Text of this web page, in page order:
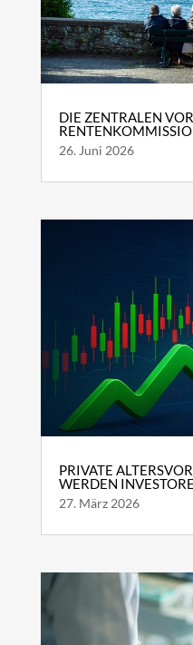
DIE ZENTRALEN
26. Juni 2026
PRIVATE
WERDEN
27. März 2026